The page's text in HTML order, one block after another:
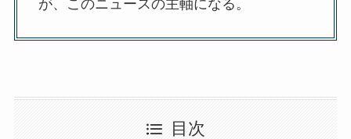
が、このニュースの主軸になる。
目次